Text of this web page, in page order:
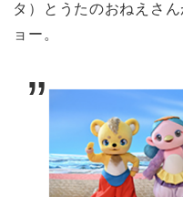
タ）とうたのおねえさ
ョー。